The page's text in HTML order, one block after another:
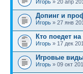
Игорь » 20 апр
Допинг и
Игорь » 27 янв
Кто поедет
Игорь » 17 дек
Игровые
Игорь » 09 окт